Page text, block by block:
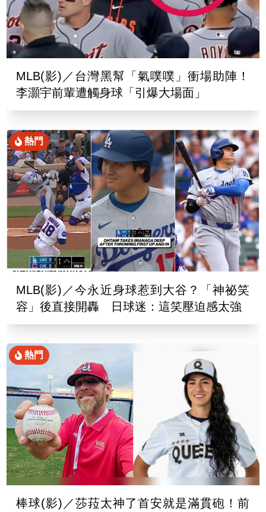
MLB(影)／台灣黑幫「氣噗噗」衝場助陣！
李灝宇前輩遭觸身球「引爆大場面」
熱門
MLB(影)／今永近身球惹到大谷？「神祕笑
容」後直接開轟 日球迷：這笑壓迫感太強
熱門
棒球(影)／莎菈太神了首安就是滿貫砲！前